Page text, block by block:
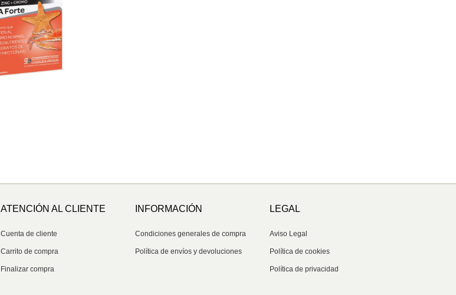
ATENCIÓN AL CLIENTE
Cuenta de cliente
Carrito de compra
Finalizar compra
INFORMACIÓN
Condiciones generales de compra
Política de envíos y devoluciones
LEGAL
Aviso Legal
Política de cookies
Política de privacidad